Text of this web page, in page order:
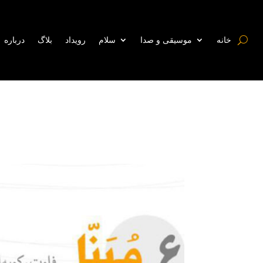
درباره بلاگ رویداد سلام موسیقی و صدا خانه